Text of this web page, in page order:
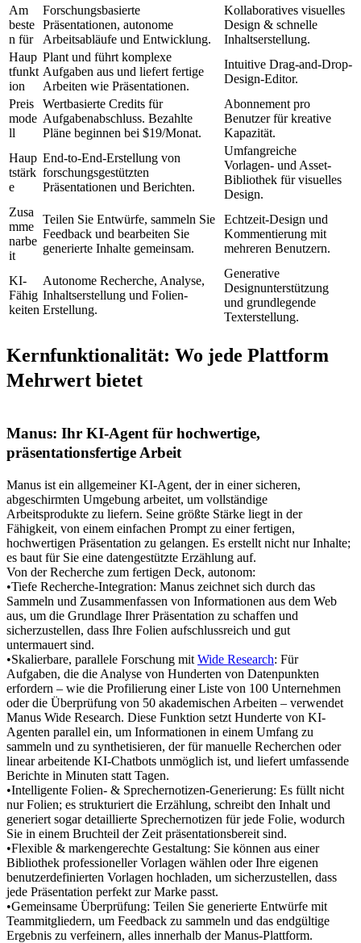
Am
beste
n für
Forschungsbasierte
Präsentationen, autonome
Arbeitsabläufe und Entwicklung.
Kollaboratives visuelles
Design & schnelle
Inhaltserstellung.
Haup
tfunkt
ion
Plant und führt komplexe
Aufgaben aus und liefert fertige
Arbeiten wie Präsentationen.
Intuitive Drag-and-Drop-
Design-Editor.
Preis
mode
ll
Wertbasierte Credits für
Aufgabenabschluss. Bezahlte
Pläne beginnen bei $19/Monat.
Abonnement pro
Benutzer für kreative
Kapazität.
Haup
tstärk
e
End-to-End-Erstellung von
forschungsgestützten
Präsentationen und Berichten.
Umfangreiche
Vorlagen- und Asset-
Bibliothek für visuelles
Design.
Zusa
mme
narbe
it
Teilen Sie Entwürfe, sammeln Sie
Feedback und bearbeiten Sie
generierte Inhalte gemeinsam.
Echtzeit-Design und
Kommentierung mit
mehreren Benutzern.
KI-
Fähig
keiten
Autonome Recherche, Analyse,
Inhaltserstellung und Folien-
Erstellung.
Generative
Designunterstützung
und grundlegende
Texterstellung.
Kernfunktionalität: Wo jede Plattform
Mehrwert bietet
Manus: Ihr KI-Agent für hochwertige,
präsentationsfertige Arbeit
Manus ist ein allgemeiner KI-Agent, der in einer sicheren,
abgeschirmten Umgebung arbeitet, um vollständige
Arbeitsprodukte zu liefern. Seine größte Stärke liegt in der
Fähigkeit, von einem einfachen Prompt zu einer fertigen,
hochwertigen Präsentation zu gelangen. Es erstellt nicht nur Inhalte;
es baut für Sie eine datengestützte Erzählung auf.
Von der Recherche zum fertigen Deck, autonom:
•Tiefe Recherche-Integration: Manus zeichnet sich durch das
Sammeln und Zusammenfassen von Informationen aus dem Web
aus, um die Grundlage Ihrer Präsentation zu schaffen und
sicherzustellen, dass Ihre Folien aufschlussreich und gut
untermauert sind.
•Skalierbare, parallele Forschung mit Wide Research: Für
Aufgaben, die die Analyse von Hunderten von Datenpunkten
erfordern – wie die Profilierung einer Liste von 100 Unternehmen
oder die Überprüfung von 50 akademischen Arbeiten – verwendet
Manus Wide Research. Diese Funktion setzt Hunderte von KI-
Agenten parallel ein, um Informationen in einem Umfang zu
sammeln und zu synthetisieren, der für manuelle Recherchen oder
linear arbeitende KI-Chatbots unmöglich ist, und liefert umfassende
Berichte in Minuten statt Tagen.
•Intelligente Folien- & Sprechernotizen-Generierung: Es füllt nicht
nur Folien; es strukturiert die Erzählung, schreibt den Inhalt und
generiert sogar detaillierte Sprechernotizen für jede Folie, wodurch
Sie in einem Bruchteil der Zeit präsentationsbereit sind.
•Flexible & markengerechte Gestaltung: Sie können aus einer
Bibliothek professioneller Vorlagen wählen oder Ihre eigenen
benutzerdefinierten Vorlagen hochladen, um sicherzustellen, dass
jede Präsentation perfekt zur Marke passt.
•Gemeinsame Überprüfung: Teilen Sie generierte Entwürfe mit
Teammitgliedern, um Feedback zu sammeln und das endgültige
Ergebnis zu verfeinern, alles innerhalb der Manus-Plattform.